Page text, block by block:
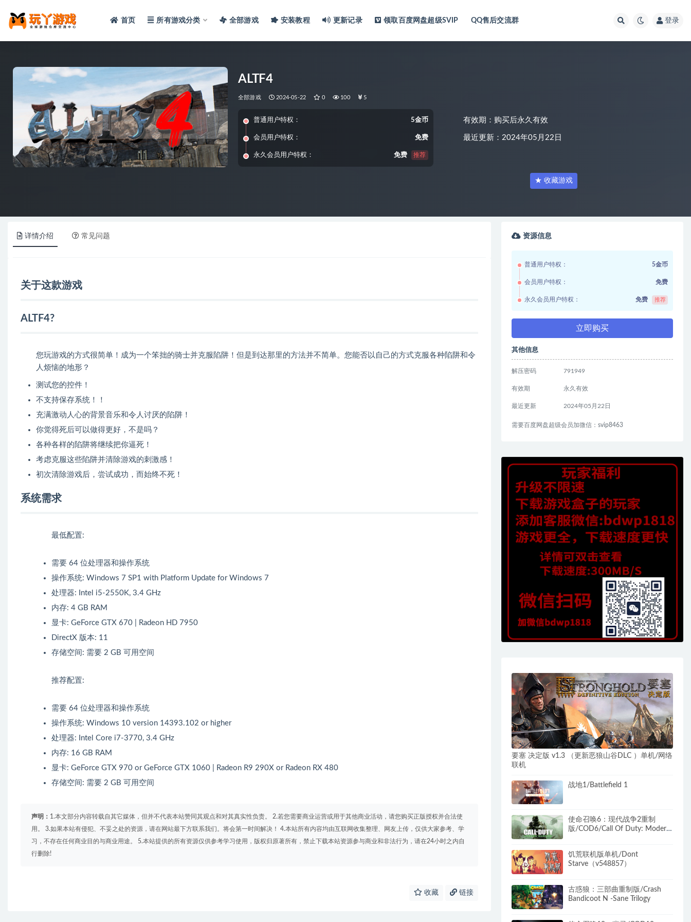
首页 所有游戏分类 全部游戏 安装教程 更新记录 领取百度网盘超级SVIP QQ售后交流群 登录
ALTF4
全部游戏 2024-05-22 0 100 5
普通用户特权： 5金币
会员用户特权： 免费
永久会员用户特权： 免费 推荐
有效期：购买后永久有效
最近更新：2024年05月22日
★ 收藏游戏
详情介绍 常见问题
关于这款游戏
ALTF4?
您玩游戏的方式很简单！成为一个笨拙的骑士并克服陷阱！但是到达那里的方法并不简单。您能否以自己的方式克服各种陷阱和令
人烦恼的地形？
测试您的控件！
不支持保存系统！！
充满激动人心的背景音乐和令人讨厌的陷阱！
你觉得死后可以做得更好，不是吗？
各种各样的陷阱将继续把你逼死！
考虑克服这些陷阱并清除游戏的刺激感！
初次清除游戏后，尝试成功，而始终不死！
系统需求
最低配置:
需要 64 位处理器和操作系统
操作系统: Windows 7 SP1 with Platform Update for Windows 7
处理器: Intel i5-2550K, 3.4 GHz
内存: 4 GB RAM
显卡: GeForce GTX 670 | Radeon HD 7950
DirectX 版本: 11
存储空间: 需要 2 GB 可用空间
推荐配置:
需要 64 位处理器和操作系统
操作系统: Windows 10 version 14393.102 or higher
处理器: Intel Core i7-3770, 3.4 GHz
内存: 16 GB RAM
显卡: GeForce GTX 970 or GeForce GTX 1060 | Radeon R9 290X or Radeon RX 480
存储空间: 需要 2 GB 可用空间
声明： 1.本文部分内容转载自其它媒体，但并不代表本站赞同其观点和对其真实性负责。 2.若您需要商业运营或用于其他商业活动，请您购买正版授权并合法使
用。 3.如果本站有侵犯、不妥之处的资源，请在网站最下方联系我们。将会第一时间解决！ 4.本站所有内容均由互联网收集整理、网友上传，仅供大家参考、学
习，不存在任何商业目的与商业用途。 5.本站提供的所有资源仅供参考学习使用，版权归原著所有，禁止下载本站资源参与商业和非法行为，请在24小时之内自
行删除!
收藏 链接
资源信息
普通用户特权： 5金币
会员用户特权： 免费
永久会员用户特权： 免费 推荐
立即购买
其他信息
解压密码 791949
有效期 永久有效
最近更新 2024年05月22日
需要百度网盘超级会员加微信：svip8463
要塞 决定版 v1.3 （更新恶狼山谷DLC ）单机/网络
联机
战地1/Battlefield 1
使命召唤6：现代战争2重制
版/COD6/Call Of Duty: Modern
饥荒联机版单机/Dont
Starve（v548857）
古惑狼：三部曲重制版/Crash
Bandicoot N -Sane Trilogy